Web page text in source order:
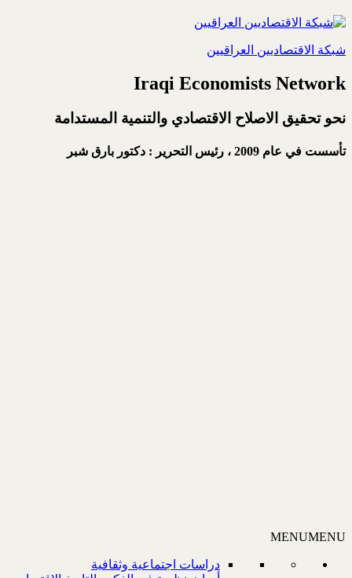
شبكة الاقتصاديين العراقيين
Iraqi Economists Network
نحو تحقيق الاصلاح الاقتصادي والتنمية المستدامة
تأسست في عام 2009 ، رئيس التحرير : دكتور بارق شبر
MENUMENU
دراسات اجتماعية وثقافية